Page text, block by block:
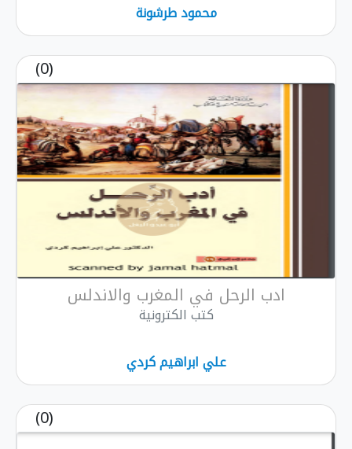
محمود طرشونة
ادب الرحل في المغرب والاندلس
كتب الكترونية
علي ابراهيم كردي